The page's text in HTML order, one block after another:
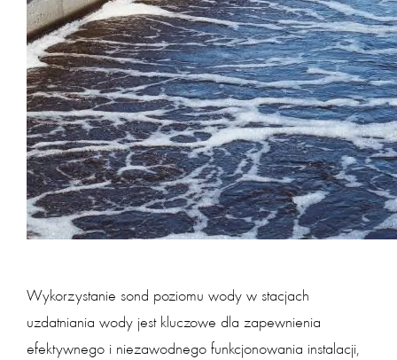
Wykorzystanie sond poziomu wody w stacjach
uzdatniania wody jest kluczowe dla zapewnienia
efektywnego i niezawodnego funkcjonowania instalacji,